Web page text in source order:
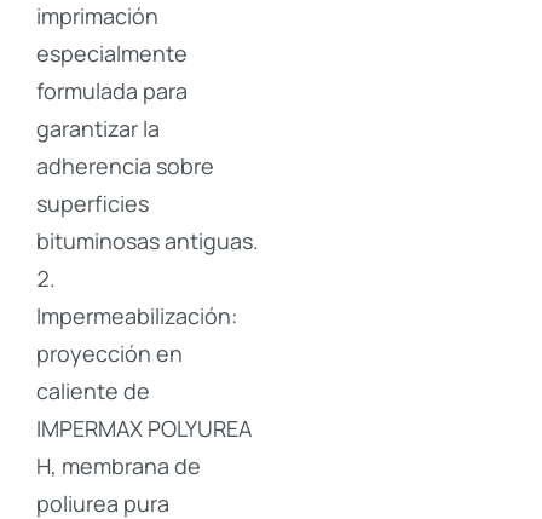
imprimación
especialmente
formulada para
garantizar la
adherencia sobre
superficies
bituminosas antiguas.
Impermeabilización:
proyección en
caliente de
IMPERMAX POLYUREA
H, membrana de
poliurea pura